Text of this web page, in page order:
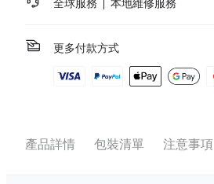
全球服務 本地維修服務
更多付款方式
產品詳情 包裝清單 注意事項